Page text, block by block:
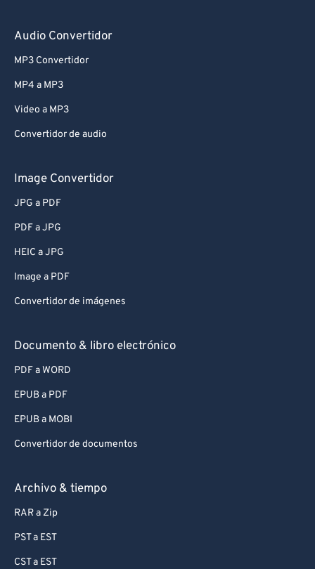
Audio Convertidor
MP3 Convertidor
MP4 a MP3
Video a MP3
Convertidor de audio
Image Convertidor
JPG a PDF
PDF a JPG
HEIC a JPG
Image a PDF
Convertidor de imágenes
Documento & libro electrónico
PDF a WORD
EPUB a PDF
EPUB a MOBI
Convertidor de documentos
Archivo & tiempo
RAR a Zip
PST a EST
CST a EST